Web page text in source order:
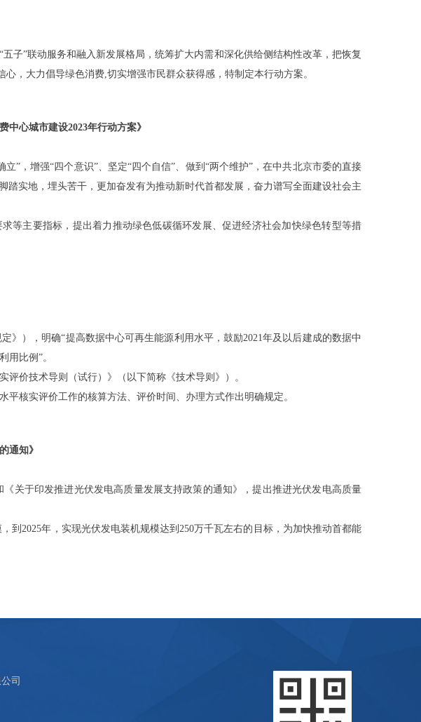
子”联动服务和融入新发展格局，统筹扩大内需和深化供给侧结构性改革，把恢复
，大力倡导绿色消费,切实增强市民群众获得感，特制定本行动方案。
中心城市建设2023年行动方案》
”，增强“四个意识”、坚定“四个自信”、做到“两个维护”，在中共北京市委的直接
实地，埋头苦干，更加奋发有为推动新时代首都发展，奋力谱写全面建设社会主
等主要指标，提出着力推动绿色低碳循环发展、促进经济社会加快绿色转型等措
），明确“提高数据中心可再生能源利用水平，鼓励2021年及以后建成的数据中
用比例”。
价技术导则（试行）》（以下简称《技术导则》）。
核实评价工作的核算方法、评价时间、办理方式作出明确规定。
通知》
关于印发推进光伏发电高质量发展支持政策的通知》，提出推进光伏发电高质量
到2025年，实现光伏发电装机规模达到250万千瓦左右的目标，为加快推动首都能
司